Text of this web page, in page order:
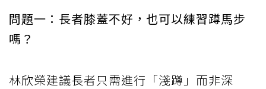
問題一：長者膝蓋不好，也可以練習蹲馬步
嗎？
林欣榮建議長者只需進行「淺蹲」而非深